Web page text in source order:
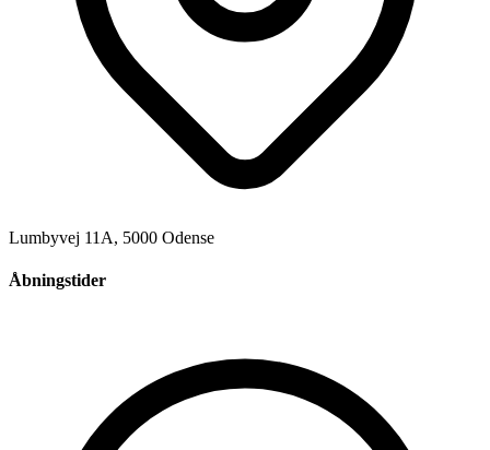
Lumbyvej 11A, 5000 Odense
Åbningstider